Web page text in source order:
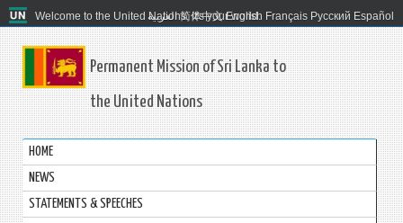
Welcome to the United Nations. It's your world.
العربية 简体中文 English Français Русский Español
Permanent Mission of Sri Lanka to
the United Nations
HOME
NEWS
STATEMENTS & SPEECHES